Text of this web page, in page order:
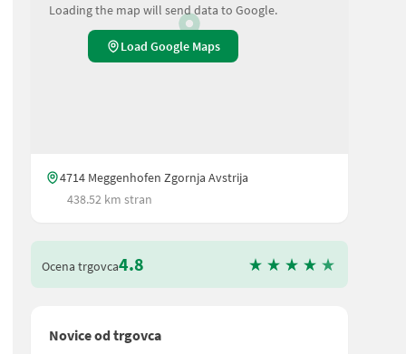
Loading the map will send data to Google.
Load Google Maps
4714 Meggenhofen Zgornja Avstrija
438.52 km stran
Ocena trgovca4.8
Novice od trgovca